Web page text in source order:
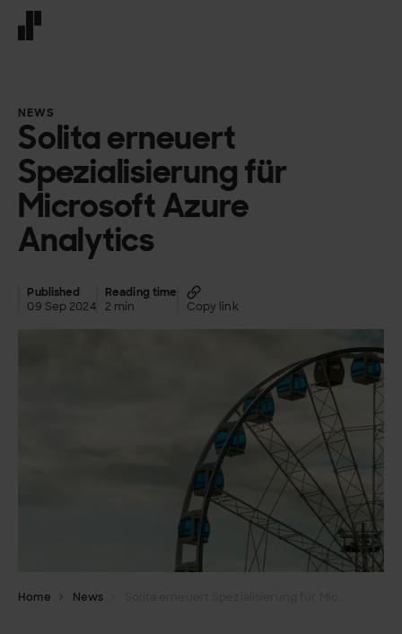
NEWS
Solita erneuert
Spezialisierung für
Microsoft Azure
Analytics
Published
09 Sep 2024
Reading time
2 min
Copy link
Home News